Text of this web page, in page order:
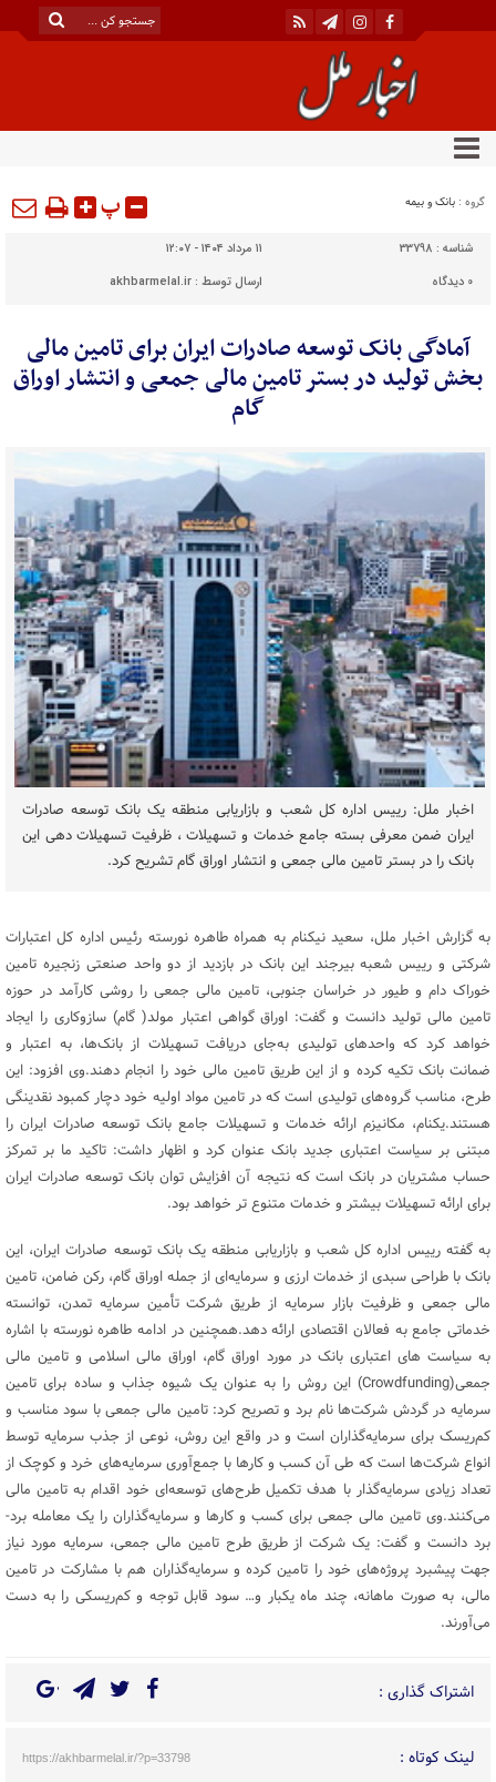
گروه : بانک و بیمه پ
شناسه : 33798
۱۱ مرداد ۱۴۰۴ - ۱۲:۰۷
0 دیدگاه ارسال توسط :akhbarmelal.ir
آمادگی بانک توسعه صادرات ایران برای تامین مالی
بخش تولید در بستر تامین مالی جمعی و انتشار اوراق
گام
اخبار ملل: رییس اداره کل شعب و بازاریابی منطقه یک بانک توسعه صادرات
ایران ضمن معرفی بسته جامع خدمات و تسهیلات ، ظرفیت تسهیلات دهی این
بانک را در بستر تامین مالی جمعی و انتشار اوراق گام تشریح کرد.
به گزارش اخبار ملل، سعید نیکنام به همراه طاهره نورسته رئیس اداره کل اعتبارات
شرکتی و رییس شعبه بیرجند این بانک در بازدید از دو واحد صنعتی زنجیره تامین
خوراک دام و طیور در خراسان جنوبی، تامین مالی جمعی را روشی کارآمد در حوزه
تامین مالی تولید دانست و گفت: اوراق گواهی اعتبار مولد( گام) سازوکاری را ایجاد
خواهد کرد که واحدهای تولیدی به‌جای دریافت تسهیلات از بانک‌ها، به اعتبار و
ضمانت بانک تکیه کرده و از این طریق تامین مالی خود را انجام دهند.وی افزود: این
طرح، مناسب گروه‌های تولیدی است که در تامین مواد اولیه خود دچار کمبود نقدینگی
هستند.یکنام، مکانیزم ارائه خدمات و تسهیلات جامع بانک توسعه صادرات ایران را
مبتنی بر سیاست اعتباری جدید بانک عنوان کرد و اظهار داشت: تاکید ما بر تمرکز
حساب مشتریان در بانک است که نتیجه آن افزایش توان بانک توسعه صادرات ایران
برای ارائه تسهیلات بیشتر و خدمات متنوع تر خواهد بود.
به گفته رییس اداره کل شعب و بازاریابی منطقه یک بانک توسعه صادرات ایران، این
بانک با طراحی سبدی از خدمات ارزی و سرمایه‌ای از جمله اوراق گام، رکن ضامن، تامین
مالی جمعی و ظرفیت بازار سرمایه از طریق شرکت تأمین سرمایه تمدن، توانسته
خدماتی جامع به فعالان اقتصادی ارائه دهد.همچنین در ادامه طاهره نورسته با اشاره
به سیاست های اعتباری بانک در مورد اوراق گام، اوراق مالی اسلامی و تامین مالی
جمعی(Crowdfunding) این روش را به عنوان یک شیوه جذاب و ساده برای تامین
سرمایه در گردش شرکت‌ها نام برد و تصریح کرد: تامین مالی جمعی با سود مناسب و
کم‌ریسک برای سرمایه‌گذاران است و در واقع این روش، نوعی از جذب سرمایه توسط
انواع شرکت‌ها است که طی آن کسب و کارها با جمع‌آوری سرمایه‌های خرد و کوچک از
تعداد زیادی سرمایه‌گذار با هدف تکمیل طرح‌های توسعه‌ای خود اقدام به تامین مالی
می‌کنند.وی تامین مالی جمعی برای کسب و کارها و سرمایه‌گذاران را یک معامله برد-
برد دانست و گفت: یک شرکت از طریق طرح تامین مالی جمعی، سرمایه مورد نیاز
جهت پیشبرد پروژه‌های خود را تامین کرده و سرمایه‌گذاران هم با مشارکت در تامین
مالی، به صورت ماهانه، چند ماه یکبار و… سود قابل توجه و کم‌ریسکی را به دست
می‌آورند.
اشتراک گذاری :
لینک کوتاه : https://akhbarmelal.ir/?p=33798